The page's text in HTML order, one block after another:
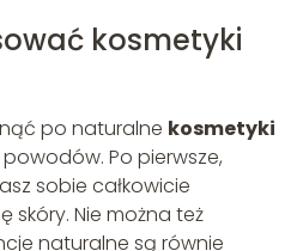
kosmetyki
po naturalne kosmetyki
Po pierwsze,
sobie całkowicie
skóry. Nie można też
naturalne są równie